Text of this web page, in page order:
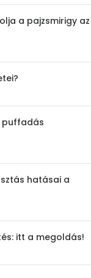
a pajzsmirigy az
puffadás
hatásai a
itt a megoldás!